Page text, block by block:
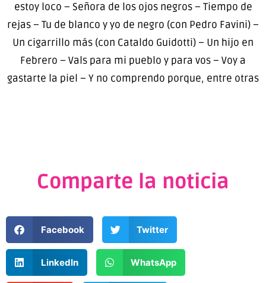
estoy loco – Señora de los ojos negros – Tiempo de
rejas – Tu de blanco y yo de negro (con Pedro Favini) –
Un cigarrillo más (con Cataldo Guidotti) – Un hijo en
Febrero – Vals para mi pueblo y para vos – Voy a
gastarte la piel – Y no comprendo porque, entre otras
Comparte la noticia
Facebook Twitter
LinkedIn WhatsApp